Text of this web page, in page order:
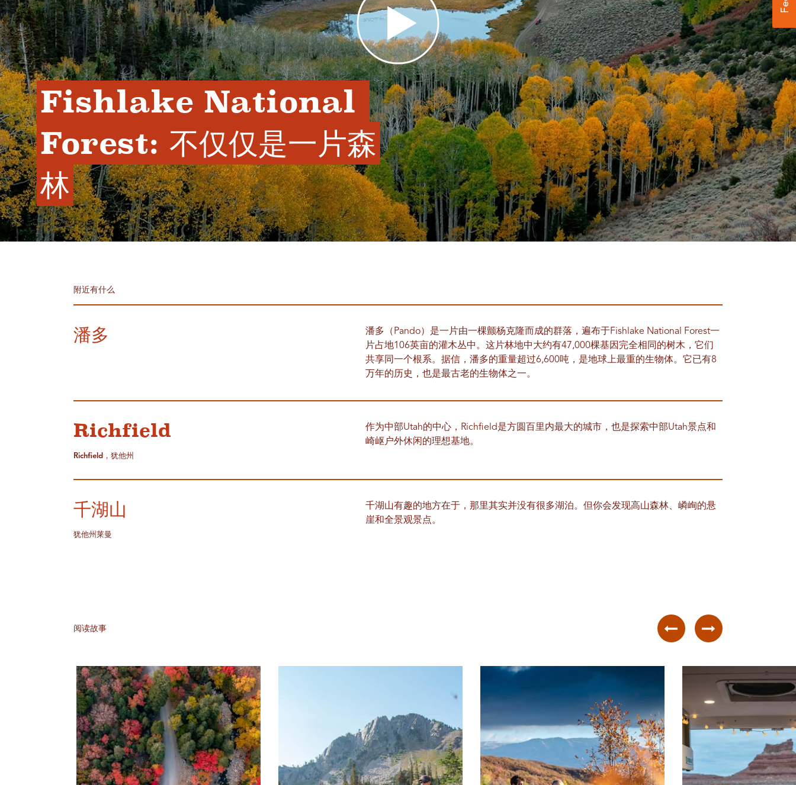
Fishlake National
Forest: 不仅仅是一片森
林
附近有什么
潘多
潘多（Pando）是一片由一棵颤杨克隆而成的群落，遍布于Fishlake National Forest一
片占地106英亩的灌木丛中。这片林地中大约有47,000棵基因完全相同的树木，它们
共享同一个根系。据信，潘多的重量超过6,600吨，是地球上最重的生物体。它已有8
万年的历史，也是最古老的生物体之一。
Richfield
Richfield，犹他州
作为中部Utah的中心，Richfield是方圆百里内最大的城市，也是探索中部Utah景点和
崎岖户外休闲的理想基地。
千湖山
犹他州莱曼
千湖山有趣的地方在于，那里其实并没有很多湖泊。但你会发现高山森林、嶙峋的悬
崖和全景观景点。
阅读故事